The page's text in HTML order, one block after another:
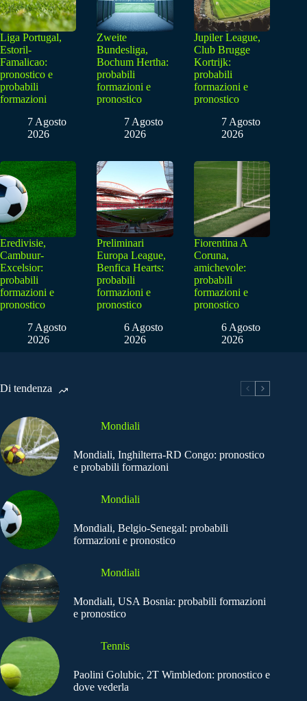
Liga Portugal,
Estoril-
Famalicao:
pronostico e
probabili
formazioni
7 Agosto
2026
Zweite
Bundesliga,
Bochum Hertha:
probabili
formazioni e
pronostico
7 Agosto
2026
Jupiler League,
Club Brugge
Kortrijk:
probabili
formazioni e
pronostico
7 Agosto
2026
Eredivisie,
Cambuur-
Excelsior:
probabili
formazioni e
pronostico
7 Agosto
2026
Preliminari
Europa League,
Benfica Hearts:
probabili
formazioni e
pronostico
6 Agosto
2026
Fiorentina A
Coruna,
amichevole:
probabili
formazioni e
pronostico
6 Agosto
2026
Di tendenza
Mondiali
Mondiali, Inghilterra-RD Congo: pronostico
e probabili formazioni
Mondiali
Mondiali, Belgio-Senegal: probabili
formazioni e pronostico
Mondiali
Mondiali, USA Bosnia: probabili formazioni
e pronostico
Tennis
Paolini Golubic, 2T Wimbledon: pronostico e
dove vederla